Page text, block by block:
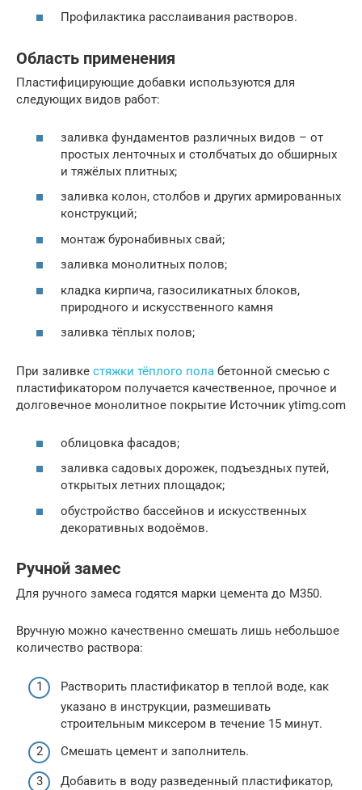
Профилактика расслаивания растворов.
Область применения
Пластифицирующие добавки используются для
следующих видов работ:
заливка фундаментов различных видов – от
простых ленточных и столбчатых до обширных
и тяжёлых плитных;
заливка колон, столбов и других армированных
конструкций;
монтаж буронабивных свай;
заливка монолитных полов;
кладка кирпича, газосиликатных блоков,
природного и искусственного камня
заливка тёплых полов;
При заливке стяжки тёплого пола бетонной смесью с
пластификатором получается качественное, прочное и
долговечное монолитное покрытие Источник ytimg.com
облицовка фасадов;
заливка садовых дорожек, подъездных путей,
открытых летних площадок;
обустройство бассейнов и искусственных
декоративных водоёмов.
Ручной замес
Для ручного замеса годятся марки цемента до М350.
Вручную можно качественно смешать лишь небольшое
количество раствора:
Растворить пластификатор в теплой воде, как
указано в инструкции, размешивать
строительным миксером в течение 15 минут.
Смешать цемент и заполнитель.
Добавить в воду разведенный пластификатор,